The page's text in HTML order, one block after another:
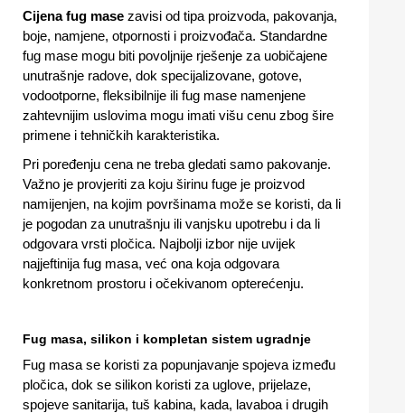
Cijena fug mase zavisi od tipa proizvoda, pakovanja,
boje, namjene, otpornosti i proizvođača. Standardne
fug mase mogu biti povoljnije rješenje za uobičajene
unutrašnje radove, dok specijalizovane, gotove,
vodootporne, fleksibilnije ili fug mase namenjene
zahtevnijim uslovima mogu imati višu cenu zbog šire
primene i tehničkih karakteristika.
Pri poređenju cena ne treba gledati samo pakovanje.
Važno je provjeriti za koju širinu fuge je proizvod
namijenjen, na kojim površinama može se koristi, da li
je pogodan za unutrašnju ili vanjsku upotrebu i da li
odgovara vrsti pločica. Najbolji izbor nije uvijek
najjeftinija fug masa, već ona koja odgovara
konkretnom prostoru i očekivanom opterećenju.
Fug masa, silikon i kompletan sistem ugradnje
Fug masa se koristi za popunjavanje spojeva između
pločica, dok se silikon koristi za uglove, prijelaze,
spojeve sanitarija, tuš kabina, kada, lavaboa i drugih